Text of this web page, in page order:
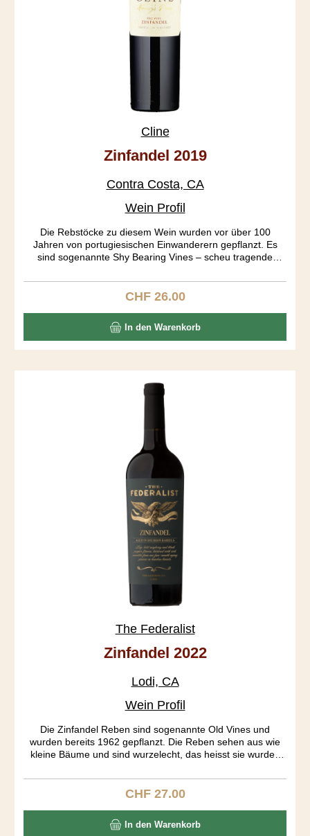
Cline
Zinfandel 2019
Contra Costa, CA
Wein Profil
Die Rebstöcke zu diesem Wein wurden vor über 100
Jahren von portugiesischen Einwanderern gepflanzt. Es
sind sogenannte Shy Bearing Vines – scheu tragende
Oakley Vineyard war wegen seiner Sandigkeit noch nie von
Phylloxera befallen. Die Tannine sind extra soft. Der Wein
Aromen vermengen sich mit Kaffee und Schoko – gäbe es
die Kategorie "Lady Wine" noch, würde ich Nancy dort
einordnen. Nancy ist übrigens der Vorname von Frau Cline.
Regulärer Preis:
CHF 26.00
In den Warenkorb
The Federalist
Zinfandel 2022
Lodi, CA
Wein Profil
Die Zinfandel Reben sind sogenannte Old Vines und
wurden bereits 1962 gepflanzt. Die Reben sehen aus wie
kleine Bäume und sind wurzelecht, das heisst sie wurden
wurden getrennt fermentiert. Erst am 19. Tag der Gärung
wurden die Traubenhäute entfernt. Der Ausbau fand in
ist ein tiefgründiger Wein mit einem gut strukturierten
Körper, präsentenen Tanninen und einem langen Abgang.
Regulärer Preis:
CHF 27.00
In den Warenkorb